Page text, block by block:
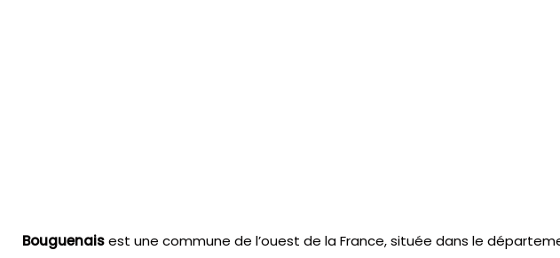
Bouguenaisest une commune de l’ouest de la France, située dans le